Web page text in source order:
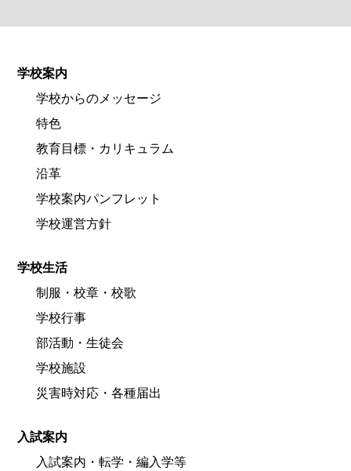
学校案内
学校からのメッセージ
特色
教育目標・カリキュラム
沿革
学校案内パンフレット
学校運営方針
学校生活
制服・校章・校歌
学校行事
部活動・生徒会
学校施設
災害時対応・各種届出
入試案内
入試案内・転学・編入学等